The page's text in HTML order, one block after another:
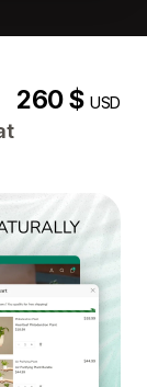
260 $USD